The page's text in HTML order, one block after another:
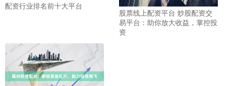
配资行业排名前十大平台
股票线上配资平台 炒股配资交
易平台：助你放大收益，掌控投
资